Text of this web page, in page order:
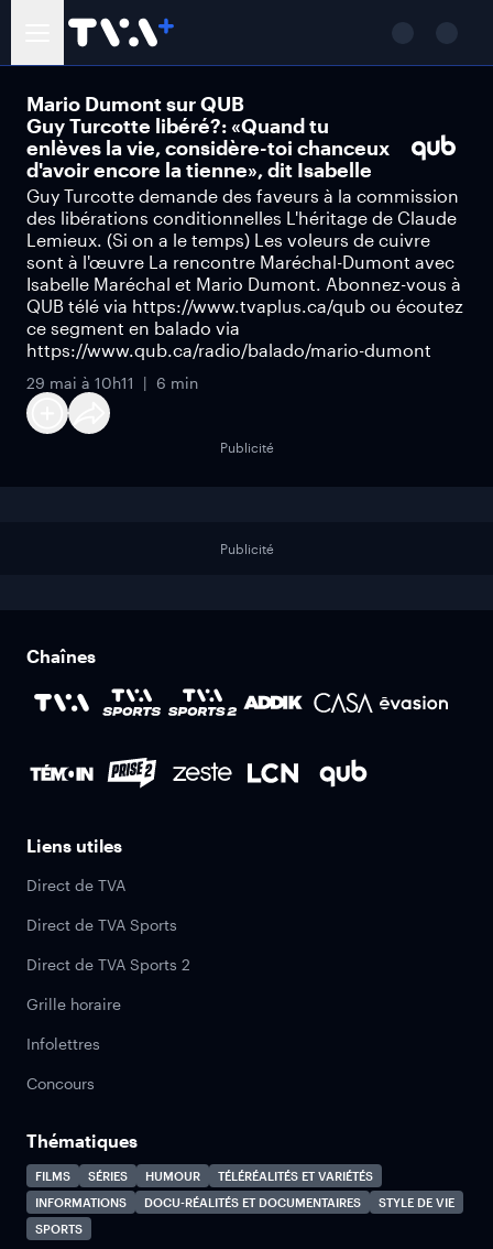
Mario Dumont sur QUB
Guy Turcotte libéré?: «Quand tu
enlèves la vie, considère-toi chanceux
d'avoir encore la tienne», dit Isabelle
Guy Turcotte demande des faveurs à la commission
des libérations conditionnelles L'héritage de Claude
Lemieux. (Si on a le temps) Les voleurs de cuivre
sont à l'œuvre La rencontre Maréchal-Dumont avec
Isabelle Maréchal et Mario Dumont. Abonnez-vous à
QUB télé via https://www.tvaplus.ca/qub ou écoutez
ce segment en balado via
https://www.qub.ca/radio/balado/mario-dumont
29 mai à 10h11 6 min
Publicité
Publicité
Chaînes
Liens utiles
Direct de TVA
Direct de TVA Sports
Direct de TVA Sports 2
Grille horaire
Infolettres
Concours
Thématiques
FILMS SÉRIES HUMOUR
TÉLÉRÉALITÉS ET VARIÉTÉS
INFORMATIONS
DOCU-RÉALITÉS ET DOCUMENTAIRES
STYLE DE VIE
SPORTS